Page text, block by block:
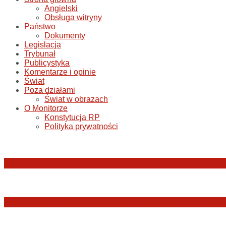
Angielski
Obsługa witryny
Państwo
Dokumenty
Legislacja
Trybunał
Publicystyka
Komentarze i opinie
Świat
Poza działami
Świat w obrazach
O Monitorze
Konstytucja RP
Polityka prywatności